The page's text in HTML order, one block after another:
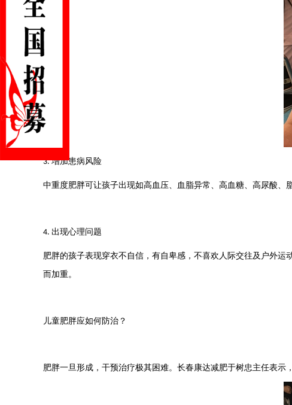
3.增加患病风险
中重度肥胖可让孩子出现如高血压、血脂异常、高血糖、高尿酸、
4. 出现心理问题
肥胖的孩子表现穿衣不自信，有自卑感，不喜欢人际交往及户外
而加重。
儿童肥胖应如何防治？
肥胖一旦形成，干预治疗极其困难。 长春康达减肥于树忠主任表示，